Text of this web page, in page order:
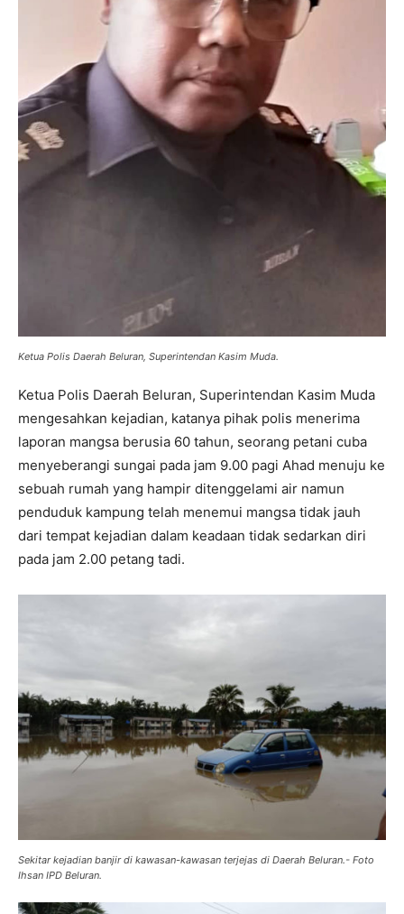
Ketua Polis Daerah Beluran, Superintendan Kasim Muda.
Ketua Polis Daerah Beluran, Superintendan Kasim Muda
mengesahkan kejadian, katanya pihak polis menerima
laporan mangsa berusia 60 tahun, seorang petani cuba
menyeberangi sungai pada jam 9.00 pagi Ahad menuju ke
sebuah rumah yang hampir ditenggelami air namun
penduduk kampung telah menemui mangsa tidak jauh
dari tempat kejadian dalam keadaan tidak sedarkan diri
pada jam 2.00 petang tadi.
Sekitar kejadian banjir di kawasan-kawasan terjejas di Daerah Beluran.- Foto
Ihsan IPD Beluran.